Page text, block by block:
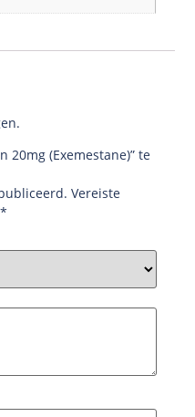
20mg (Exemestane)” te
Vereiste
*